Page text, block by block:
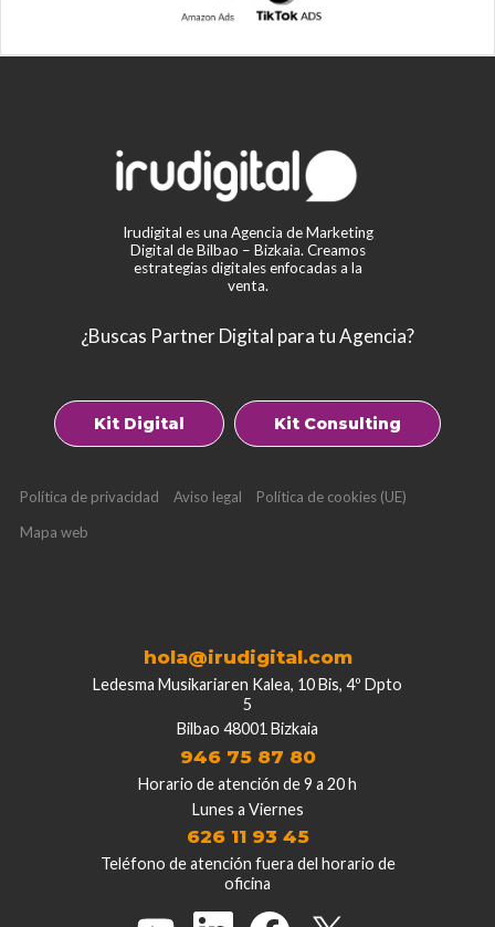
Irudigital es una Agencia de Marketing
Digital de Bilbao – Bizkaia. Creamos
estrategias digitales enfocadas a la
venta.
¿Buscas Partner Digital para tu Agencia?
Kit Digital Kit Consulting
Política de privacidad Aviso legal
Política de cookies (UE)
Mapa web
hola@irudigital.com
Ledesma Musikariaren Kalea, 10 Bis, 4º Dpto
5
Bilbao 48001 Bizkaia
946 75 87 80
Horario de atención de 9 a 20 h
Lunes a Viernes
626 11 93 45
Teléfono de atención fuera del horario de
oficina